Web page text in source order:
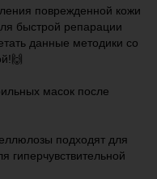
поврежденной кожи
быстрой репарации
данные методики со
масок после
подходят для
гиперчувствительной